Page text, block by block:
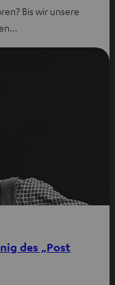
Bis wir unsere
des „Post